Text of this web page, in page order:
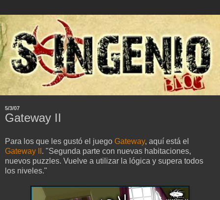
5/3/07
Gateway II
Para los que les gustó el juego Gateway, aquí está el
Gateway II . "Segunda parte con nuevas habitaciones,
nuevos puzzles. Vuelve a utilizar la lógica y supera todos
los niveles."